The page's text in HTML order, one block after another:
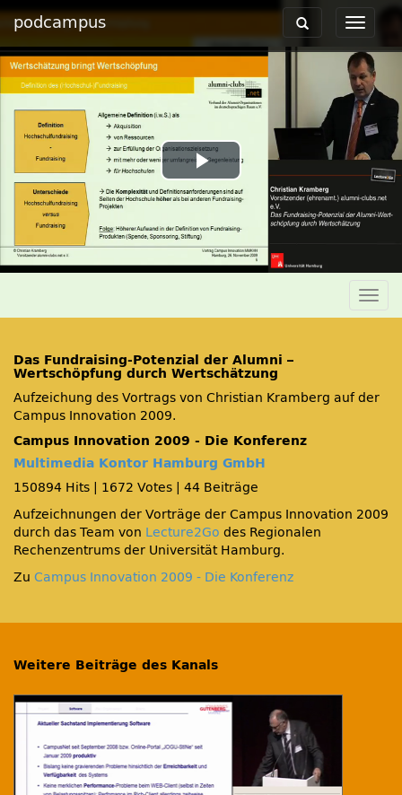
podcampus
Toggle
Toggle
navigation
Play
Video
Das Fundraising-Potenzial der Alumni –
Wertschöpfung durch Wertschätzung
Aufzeichung des Vortrags von Christian Kramberg auf der
Campus Innovation 2009.
Campus Innovation 2009 - Die Konferenz
Multimedia Kontor Hamburg GmbH
150894 Hits
1672 Votes
44 Beiträge
Aufzeichnungen der Vorträge der Campus Innovation 2009
durch das Team von Lecture2Go des Regionalen
Rechenzentrums der Universität Hamburg.
Zu Campus Innovation 2009 - Die Konferenz
Weitere Beiträge des Kanals